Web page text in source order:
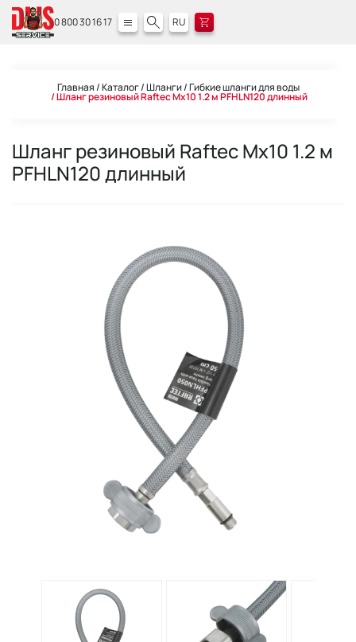
0 800 30 16 17 RU
Главная Каталог Шланги Гибкие шланги для воды
Шланг резиновый Raftec Мx10 1.2 м PFHLN120 длинный
Шланг резиновый Raftec Мx10 1.2 м
PFHLN120 длинный